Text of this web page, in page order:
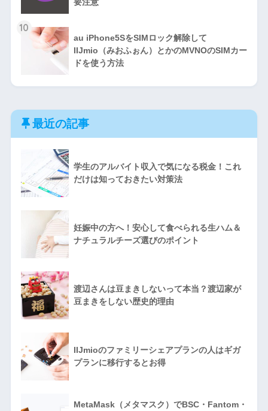
10
au iPhone5SをSIMロック解除して
IIJmio（みおふぉん）とかのMVNOのSIMカー
ドを使う方法
最近の記事
学生のアルバイト収入で気になる税金！これ
だけは知っておきたい対策法
妊娠中の方へ！安心して食べられる生ハム＆
ナチュラルチーズ選びのポイント
渡辺さんは豆まきしないって本当？渡辺家が
豆まきをしない歴史的理由
IIJmioのファミリーシェアプランの人はギガ
プランに移行するとお得
MetaMask（メタマスク）でBSC・Fantom・